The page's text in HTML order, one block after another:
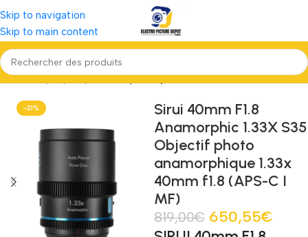
Skip to navigation
Skip to main content
Accueil Optiques photo Objectif photo monture Nikon Z
-21%
Sirui 40mm F1.8
Anamorphic 1.33X S35
Objectif photo
anamorphique 1.33x
40mm f1.8 (APS-C I
MF)
819,00€ 650,55€